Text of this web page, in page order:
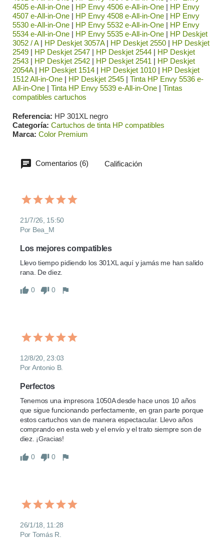
4505 e-All-in-One | HP Envy 4506 e-All-in-One | HP Envy
4507 e-All-in-One | HP Envy 4508 e-All-in-One | HP Envy
5530 e-All-in-One | HP Envy 5532 e-All-in-One | HP Envy
5534 e-All-in-One | HP Envy 5535 e-All-in-One | HP Deskjet
3052 / A| HP Deskjet 3057A| HP Deskjet 2550 | HP Deskjet
2549 | HP Deskjet 2547 | HP Deskjet 2544 | HP Deskjet
2543 | HP Deskjet 2542 | HP Deskjet 2541 | HP Deskjet
2054A| HP Deskjet 1514 | HP Deskjet 1010 | HP Deskjet
1512 All-in-One | HP Deskjet 2545 | Tinta HP Envy 5536 e-
All-in-One | Tinta HP Envy 5539 e-All-in-One | Tintas
compatibles cartuchos
Referencia HP 301XL negro
Categoría Cartuchos de tinta HP compatibles
Marca Color Premium
Comentarios (6) Calificación
21/7/26, 15:50
Por Bea_M
Los mejores compatibles
Llevo tiempo pidiendo los 301XL aquí y jamás me han salido
rana. De diez.
0 0
12/8/20, 23:03
Por Antonio B.
Perfectos
Tenemos una impresora 1050A desde hace unos 10 años
que sigue funcionando perfectamente, en gran parte porque
estos cartuchos van de manera espectacular. Llevo años
comprando en esta web y el envío y el trato siempre son de
diez. ¡Gracias!
0 0
26/1/18, 11:28
Por Tomás R.